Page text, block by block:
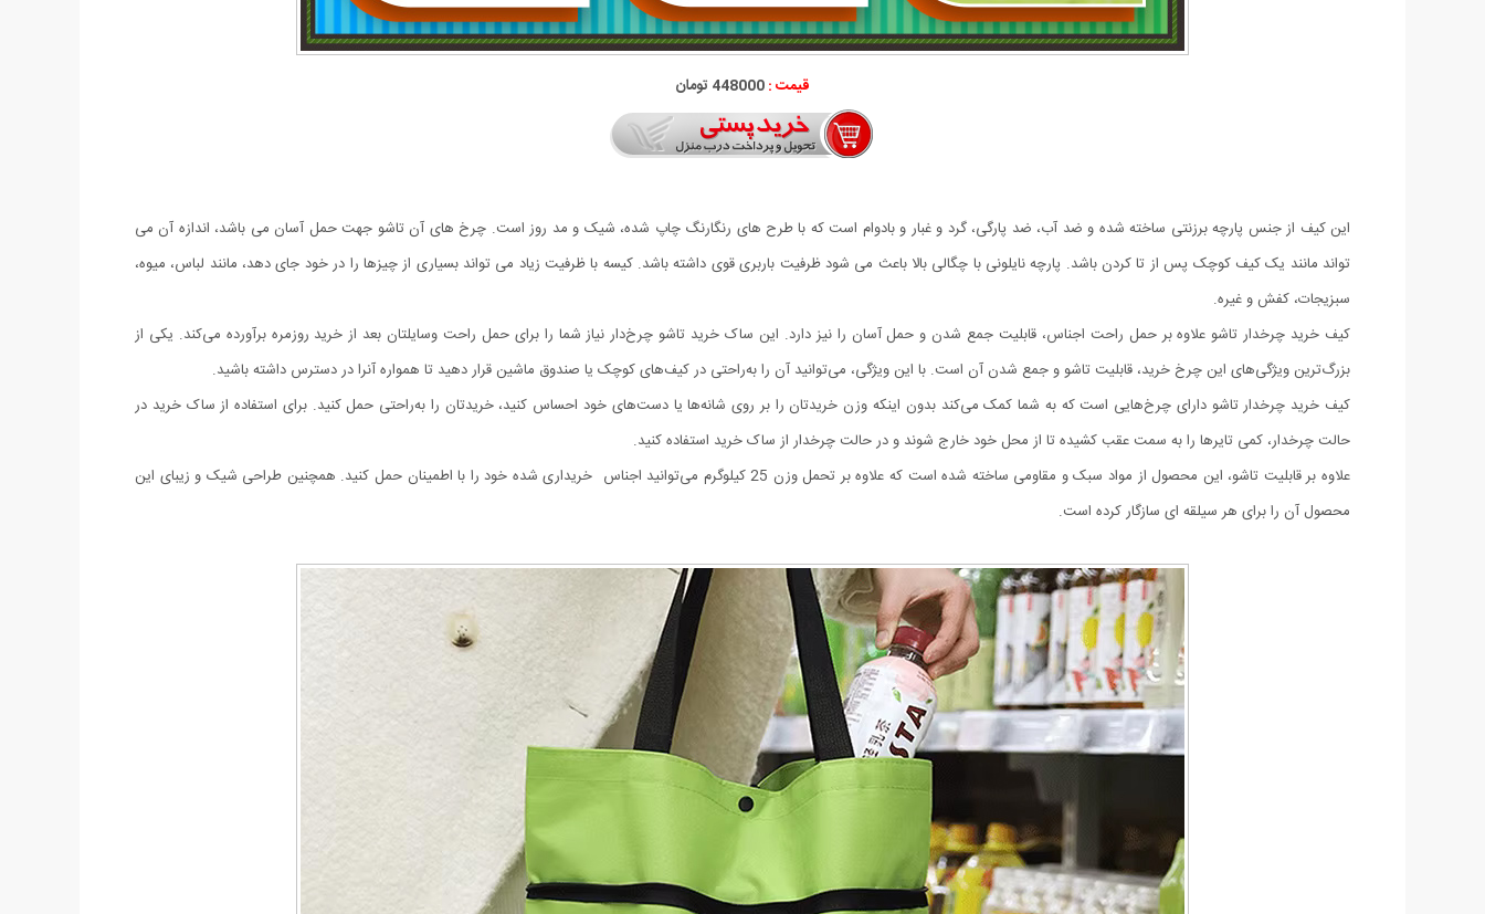
قیمت :448000 تومان
این کیف از جنس پارچه برزنتی ساخته شده و ضد آب، ضد پارگی، گرد و غبار و بادوام است که با طرح های رنگارنگ چاپ شده، شیک و مد روز است. چرخ های آن تاشو جهت حمل آسان می باشد، اندازه آن می
تواند مانند یک کیف کوچک پس از تا کردن باشد. پارچه نایلونی با چگالی بالا باعث می شود ظرفیت باربری قوی داشته باشد. کیسه با ظرفیت زیاد می تواند بسیاری از چیزها را در خود جای دهد، مانند لباس، میوه،
سبزیجات، کفش و غیره.
کیف خرید چرخدار تاشو علاوه بر حمل راحت اجناس، قابلیت جمع شدن و حمل آسان را نیز دارد. این ساک خرید تاشو چرخ‌دار نیاز شما را برای حمل راحت وسایلتان بعد از خرید روزمره برآورده می‌کند. یکی از
بزرگ‌ترین ویژگی‌های این چرخ خرید، قابلیت تاشو و جمع شدن آن‌ است. با این ویژگی، می‌توانید آن را به‌راحتی در کیف‌های کوچک یا صندوق ماشین قرار دهید تا همواره آنرا در دسترس داشته باشید.
کیف خرید چرخدار تاشو دارای چرخ‌هایی است که به شما کمک می‌کند بدون اینکه وزن خریدتان را بر روی شانه‌ها یا دست‌های خود احساس کنید، خریدتان را به‌راحتی حمل کنید. برای استفاده از ساک خرید در
حالت چرخدار، کمی تایرها را به سمت عقب کشیده تا از محل خود خارج شوند و در حالت چرخدار از ساک خرید استفاده کنید.
علاوه بر قابلیت تاشو، این محصول از مواد سبک و مقاومی ساخته شده‌ است که علاوه بر تحمل وزن 25 کیلوگرم می‌توانید اجناس خریداری‌ شده خود را با اطمینان حمل کنید. همچنین طراحی‌ شیک و زیبای این
محصول آن را برای هر سیلقه ای سازگار کرده است.